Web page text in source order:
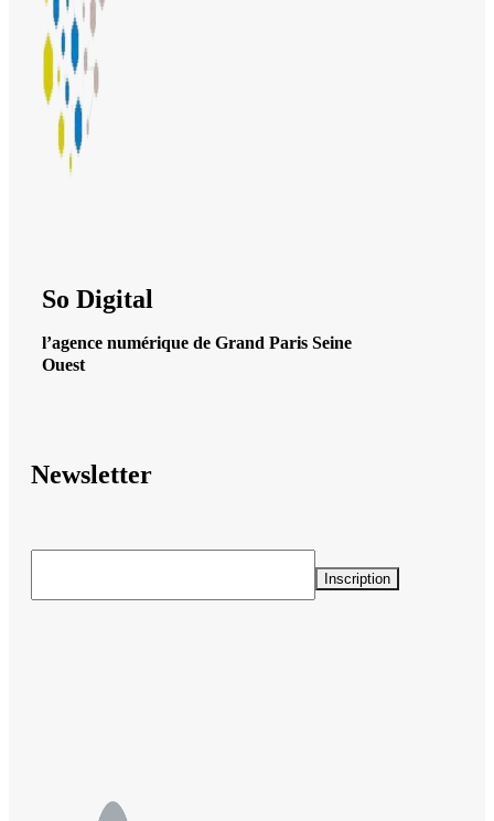
So Digital
l’agence numérique de Grand Paris Seine
Ouest
Newsletter